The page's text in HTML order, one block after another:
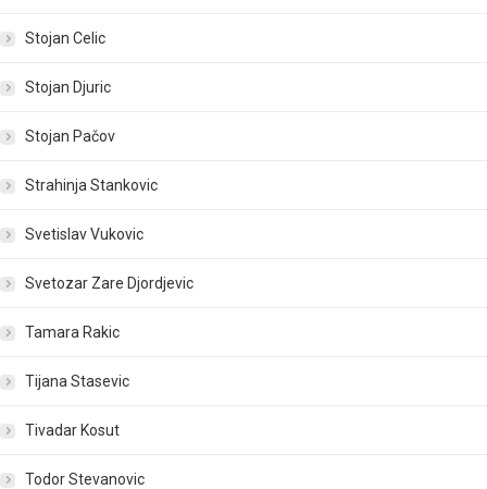
Stojan Celic
Stojan Djuric
Stojan Pačov
Strahinja Stankovic
Svetislav Vukovic
Svetozar Zare Djordjevic
Tamara Rakic
Tijana Stasevic
Tivadar Kosut
Todor Stevanovic